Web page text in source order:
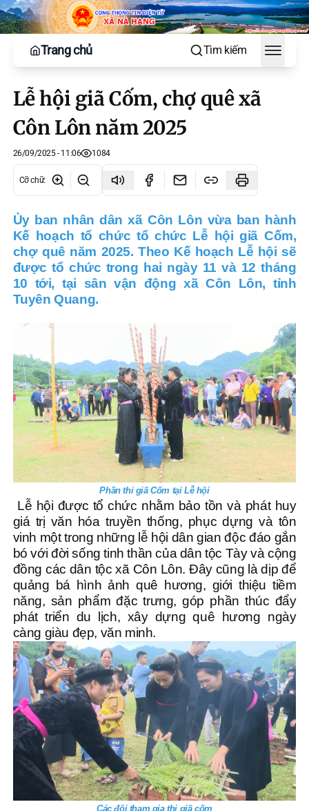
Trang chủ Tìm kiếm
Toggle
Lễ hội giã Cốm, chợ quê xã
Côn Lôn năm 2025
26/09/2025 - 11:06 1084
Cỡ chữ:
Ủy ban nhân dân xã Côn Lôn vừa ban hành
Kế hoạch tổ chức tổ chức Lễ hội giã Cốm,
chợ quê năm 2025.Theo Kế hoạch Lễ hội sẽ
được tổ chức trong hai ngày 11 và 12 tháng
10 tới, tại sân vận động xã Côn Lôn, tỉnh
Tuyên Quang.
Phần thi giã Cốm tại Lễ hội
Lễ hội được tổ chức nhằm bảo tồn và phát huy
giá trị văn hóa truyền thống, phục dựng và tôn
vinh một trong những lễ hội dân gian độc đáo gắn
bó với đời sống tinh thần của dân tộc Tày và cộng
đồng các dân tộc xã Côn Lôn. Đây cũng là dịp để
quảng bá hình ảnh quê hương, giới thiệu tiềm
năng, sản phẩm đặc trưng, góp phần thúc đẩy
phát triển du lịch, xây dựng quê hương ngày
càng giàu đẹp, văn minh.
Các đội tham gia thi giã cốm